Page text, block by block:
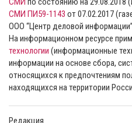
СМИ ПИ59-1143 от 07.02.2017
ООО “Центр деловой информации”
На информационном ресурсе
технологии (информационные
информации на основе сбора,
относящихся к предпочтениям
находящихся на территории
Редакция